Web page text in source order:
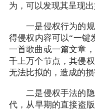
为，可以发现其呈现
一是侵权行为的规
得侵权内容可以“一键
一首歌曲或一篇文章
千上万个节点，其侵
无法比拟的，造成的
二是侵权手法的隐
代，从早期的直接盗